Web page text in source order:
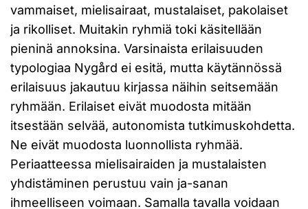
vammaiset, mielisairaat, mustalaiset, pakolaiset
ja rikolliset. Muitakin ryhmiä toki käsitellään
pieninä annoksina. Varsinaista erilaisuuden
typologiaa Nygård ei esitä, mutta käytännössä
erilaisuus jakautuu kirjassa näihin seitsemään
ryhmään. Erilaiset eivät muodosta mitään
itsestään selvää, autonomista tutkimuskohdetta.
Ne eivät muodosta luonnollista ryhmää.
Periaatteessa mielisairaiden ja mustalaisten
yhdistäminen perustuu vain ja-sanan
ihmeelliseen voimaan. Samalla tavalla voidaan